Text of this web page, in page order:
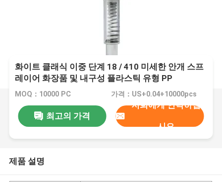
화이트 클래식 이중 단계 18 / 410 미세한 안개 스프
레이어 화장품 및 내구성 플라스틱 유형 PP
MOQ：10000 PC 가격：US+0.04+10000pcs
최고의 가격
저희에게 연락하십
시오
제품 설명